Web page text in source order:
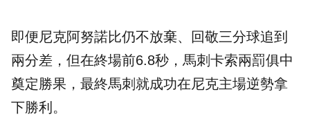
即便尼克阿努諾比仍不放棄、回敬三分球追到
兩分差，但在終場前6.8秒，馬刺卡索兩罰俱中
奠定勝果，最終馬刺就成功在尼克主場逆勢拿
下勝利。